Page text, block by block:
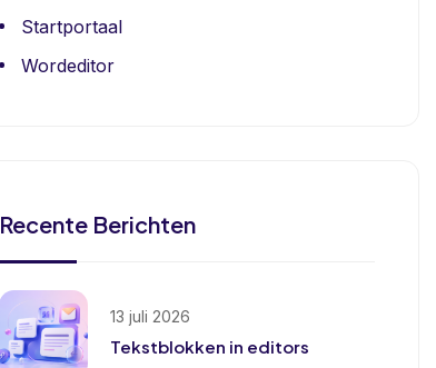
Startportaal
Wordeditor
Recente Berichten
13 juli 2026
Tekstblokken in editors